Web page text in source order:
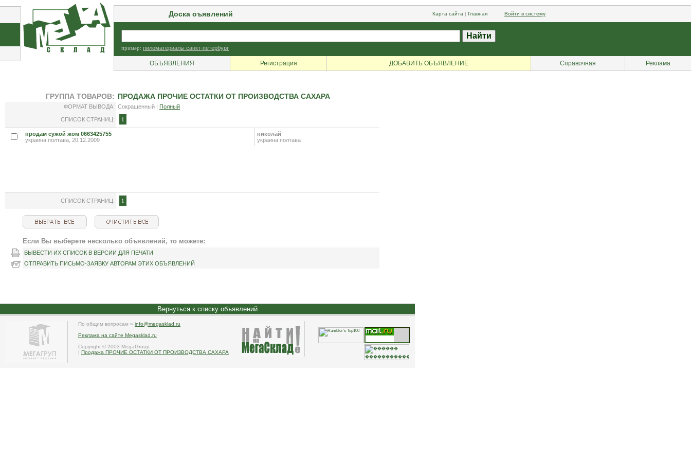
Доска оъявлений Карта сайта | Главная Войти в систему
пример: пиломатериалы санкт-петербург
ОБЪЯВЛЕНИЯ Регистрация ДОБАВИТЬ ОБЪЯВЛЕНИЕ Справочная Реклама
ГРУППА ТОВАРОВ: ПРОДАЖА ПРОЧИЕ ОСТАТКИ ОТ ПРОИЗВОДСТВА САХАРА
ФОРМАТ ВЫВОДА: Сокращенный | Полный
СПИСОК СТРАНИЦ: 1
продам сужой жом 0663425755
украина полтава, 20.12.2009
николай
украина полтава
СПИСОК СТРАНИЦ: 1
Если Вы выберете несколько объявлений, то можете:
ВЫВЕСТИ ИХ СПИСОК В ВЕРСИИ ДЛЯ ПЕЧАТИ
ОТПРАВИТЬ ПИСЬМО-ЗАЯВКУ АВТОРАМ ЭТИХ ОБЪЯВЛЕНИЙ
Вернуться к списку объявлений
По общим вопросам » info@megasklad.ru
Реклама на сайте Megasklad.ru
Copyright © 2003 MegaGroup
| Продажа ПРОЧИЕ ОСТАТКИ ОТ ПРОИЗВОДСТВА САХАРА